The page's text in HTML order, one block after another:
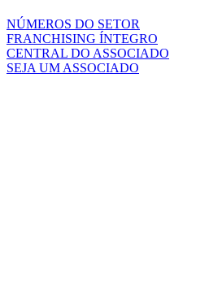
NÚMEROS DO SETOR
FRANCHISING ÍNTEGRO
CENTRAL DO ASSOCIADO
SEJA UM ASSOCIADO